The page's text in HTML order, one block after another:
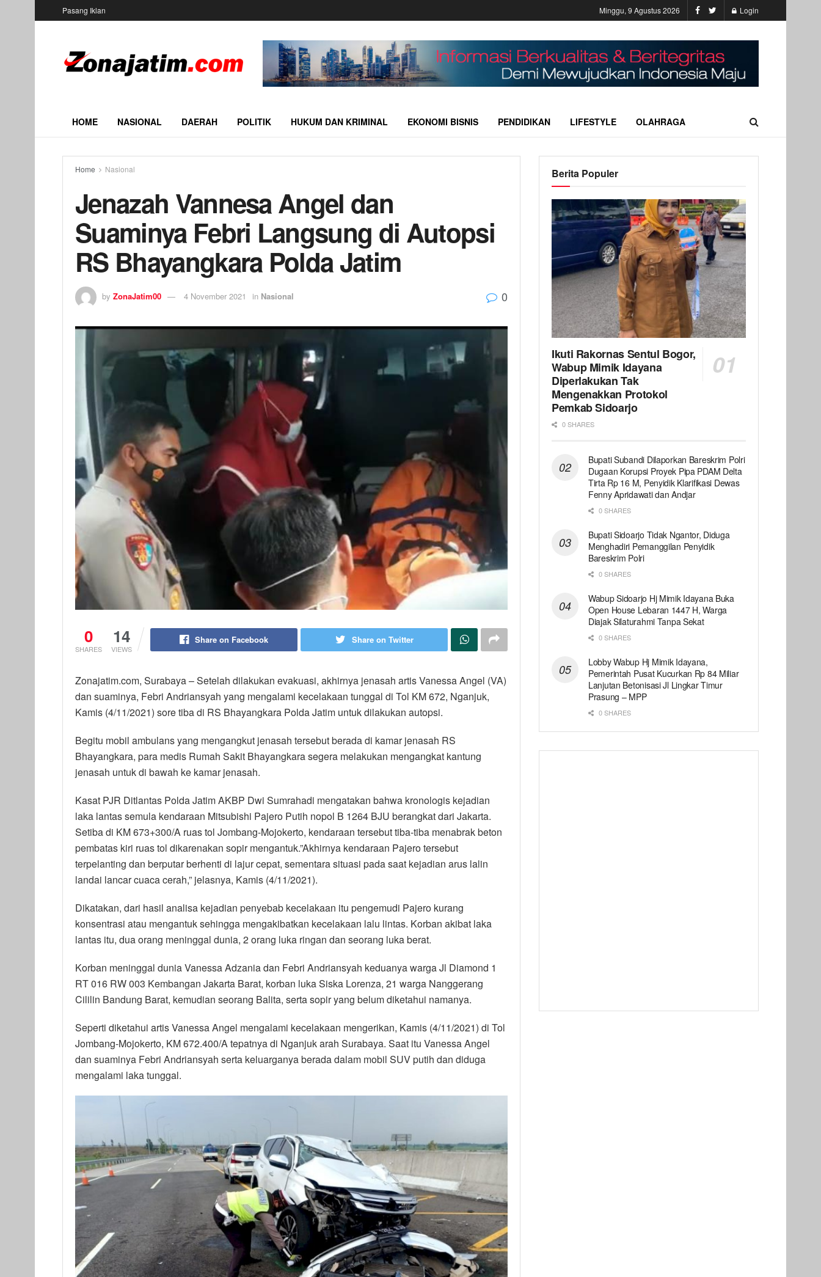
Pasang Iklan Minggu, 9 Agustus 2026 Login
HOME NASIONAL DAERAH POLITIK HUKUM DAN KRIMINAL EKONOMI BISNIS PENDIDIKAN LIFESTYLE OLAHRAGA
Home Nasional
Jenazah Vannesa Angel dan
Suaminya Febri Langsung di Autopsi
RS Bhayangkara Polda Jatim
by ZonaJatim00 4 November 2021 in Nasional 0
0
SHARES
14
VIEWS
Share on Facebook Share on Twitter
Zonajatim.com, Surabaya – Setelah dilakukan evakuasi, akhirnya jenasah artis Vanessa Angel (VA)
dan suaminya, Febri Andriansyah yang mengalami kecelakaan tunggal di Tol KM 672, Nganjuk,
Kamis (4/11/2021) sore tiba di RS Bhayangkara Polda Jatim untuk dilakukan autopsi.
Begitu mobil ambulans yang mengangkut jenasah tersebut berada di kamar jenasah RS
Bhayangkara, para medis Rumah Sakit Bhayangkara segera melakukan mengangkat kantung
jenasah untuk di bawah ke kamar jenasah.
Kasat PJR Ditlantas Polda Jatim AKBP Dwi Sumrahadi mengatakan bahwa kronologis kejadian
laka lantas semula kendaraan Mitsubishi Pajero Putih nopol B 1264 BJU berangkat dari Jakarta.
Setiba di KM 673+300/A ruas tol Jombang-Mojokerto, kendaraan tersebut tiba-tiba menabrak beton
pembatas kiri ruas tol dikarenakan sopir mengantuk.”Akhirnya kendaraan Pajero tersebut
terpelanting dan berputar berhenti di lajur cepat, sementara situasi pada saat kejadian arus lalin
landai lancar cuaca cerah,” jelasnya, Kamis (4/11/2021).
Dikatakan, dari hasil analisa kejadian penyebab kecelakaan itu pengemudi Pajero kurang
konsentrasi atau mengantuk sehingga mengakibatkan kecelakaan lalu lintas. Korban akibat laka
lantas itu, dua orang meninggal dunia, 2 orang luka ringan dan seorang luka berat.
Korban meninggal dunia Vanessa Adzania dan Febri Andriansyah keduanya warga Jl Diamond 1
RT 016 RW 003 Kembangan Jakarta Barat, korban luka Siska Lorenza, 21 warga Nanggerang
Cililin Bandung Barat, kemudian seorang Balita, serta sopir yang belum diketahui namanya.
Seperti diketahui artis Vanessa Angel mengalami kecelakaan mengerikan, Kamis (4/11/2021) di Tol
Jombang-Mojokerto, KM 672.400/A tepatnya di Nganjuk arah Surabaya. Saat itu Vanessa Angel
dan suaminya Febri Andriansyah serta keluarganya berada dalam mobil SUV putih dan diduga
mengalami laka tunggal.
Berita Populer
Ikuti Rakornas Sentul Bogor,
Wabup Mimik Idayana
Diperlakukan Tak
Mengenakkan Protokol
Pemkab Sidoarjo
0 SHARES
Bupati Subandi Dilaporkan Bareskrim Polri
Dugaan Korupsi Proyek Pipa PDAM Delta
Tirta Rp 16 M, Penyidik Klarifikasi Dewas
Fenny Apridawati dan Andjar
0 SHARES
Bupati Sidoarjo Tidak Ngantor, Diduga
Menghadiri Pemanggilan Penyidik
Bareskrim Polri
0 SHARES
Wabup Sidoarjo Hj Mimik Idayana Buka
Open House Lebaran 1447 H, Warga
Diajak Silaturahmi Tanpa Sekat
0 SHARES
Lobby Wabup Hj Mimik Idayana,
Pemerintah Pusat Kucurkan Rp 84 Miliar
Lanjutan Betonisasi Jl Lingkar Timur
Prasung – MPP
0 SHARES